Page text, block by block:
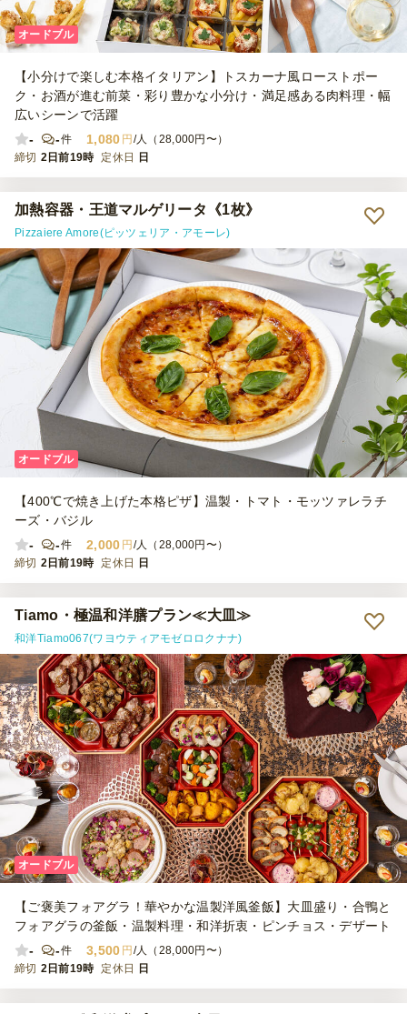
オードブル
【小分けで楽しむ本格イタリアン】トスカーナ風ローストポー
ク・お酒が進む前菜・彩り豊かな小分け・満足感ある肉料理・幅
広いシーンで活躍
-
-件 1,080 円 /人（28,000円〜）
締切 2日前19時 定休日 日
加熱容器・王道マルゲリータ《1枚》
Pizzaiere Amore(ピッツェリア・アモーレ)
オードブル
【400℃で焼き上げた本格ピザ】温製・トマト・モッツァレラチ
ーズ・バジル
-
-件 2,000 円 /人（28,000円〜）
締切 2日前19時 定休日 日
Tiamo・極温和洋膳プラン≪大皿≫
和洋Tiamo067(ワヨウティアモゼロロクナナ)
オードブル
【ご褒美フォアグラ！華やかな温製洋風釜飯】大皿盛り・合鴨と
フォアグラの釜飯・温製料理・和洋折衷・ピンチョス・デザート
-
-件 3,500 円 /人（28,000円〜）
締切 2日前19時 定休日 日